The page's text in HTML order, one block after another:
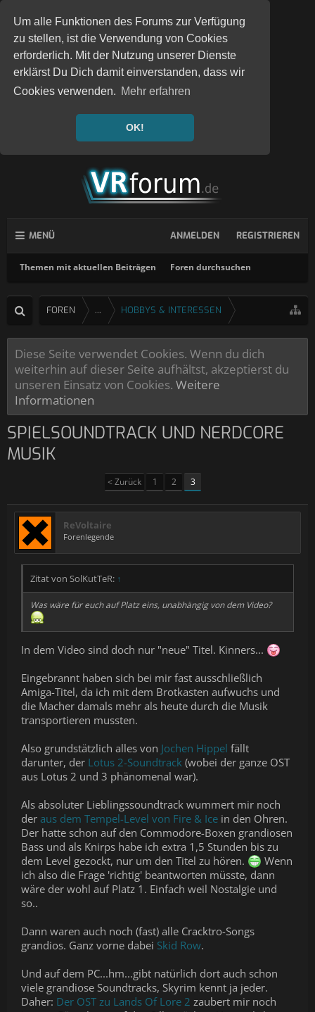
Um alle Funktionen des Forums zur Verfügung
zu stellen, ist die Verwendung von Cookies
erforderlich. Mit der Nutzung unserer Dienste
erklärst Du Dich damit einverstanden, dass wir
Cookies verwenden. Mehr erfahren
OK!
MENÜ
Themen mit aktuellen Beiträgen Foren durchsuchen
ANMELDEN REGISTRIEREN
FOREN ... HOBBYS & INTERESSEN
Diese Seite verwendet Cookies. Wenn du dich
weiterhin auf dieser Seite aufhältst, akzeptierst du
unseren Einsatz von Cookies. Weitere
Informationen
SPIELSOUNDTRACK UND NERDCORE
MUSIK
< Zurück 1 2 3
ReVoltaire
Forenlegende
Zitat von SolKutTeR: ↑
Was wäre für euch auf Platz eins, unabhängig von dem Video?
In dem Video sind doch nur "neue" Titel. Kinners...
Eingebrannt haben sich bei mir fast ausschließlich
Amiga-Titel, da ich mit dem Brotkasten aufwuchs und
die Macher damals mehr als heute durch die Musik
transportieren mussten.
Also grundstätzlich alles von Jochen Hippel fällt
darunter, der Lotus 2-Soundtrack (wobei der ganze OST
aus Lotus 2 und 3 phänomenal war).
Als absoluter Lieblingssoundtrack wummert mir noch
der aus dem Tempel-Level von Fire & Ice in den Ohren.
Der hatte schon auf den Commodore-Boxen grandiosen
Bass und als Knirps habe ich extra 1,5 Stunden bis zu
dem Level gezockt, nur um den Titel zu hören.
Wenn
ich also die Frage 'richtig' beantworten müsste, dann
wäre der wohl auf Platz 1. Einfach weil Nostalgie und
so..
Dann waren auch noch (fast) alle Cracktro-Songs
grandios. Ganz vorne dabei Skid Row.
Und auf dem PC...hm...gibt natürlich dort auch schon
viele grandiose Soundtracks, Skyrim kennt ja jeder.
Daher: Der OST zu Lands Of Lore 2 zaubert mir noch